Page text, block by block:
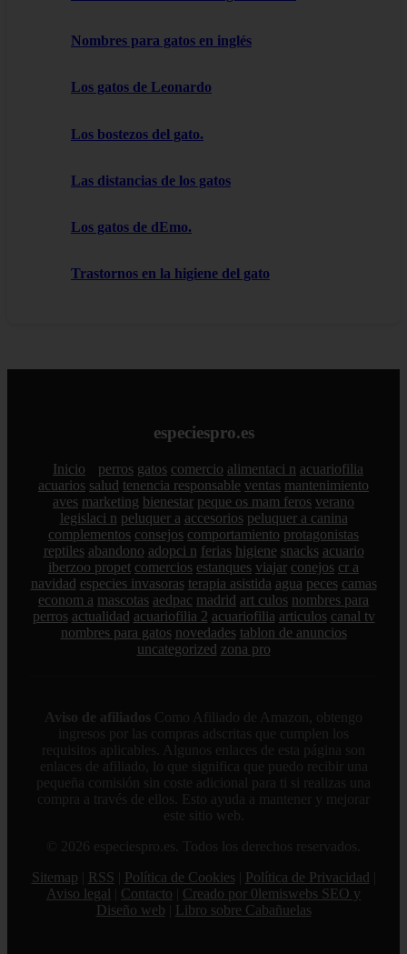
Nombres para gatos en inglés
Los gatos de Leonardo
Los bostezos del gato.
Las distancias de los gatos
Los gatos de dEmo.
Trastornos en la higiene del gato
especiespro.es
Inicio perros gatos comercio alimentaci n acuariofilia
acuarios salud tenencia responsable ventas mantenimiento
aves marketing bienestar peque os mam feros verano
legislaci n peluquer a accesorios peluquer a canina
complementos consejos comportamiento protagonistas
reptiles abandono adopci n ferias higiene snacks acuario
iberzoo propet comercios estanques viajar conejos cr a
navidad especies invasoras terapia asistida agua peces camas
econom a mascotas aedpac madrid art culos nombres para
perros actualidad acuariofilia 2 acuariofilia articulos canal tv
nombres para gatos novedades tablon de anuncios
uncategorized zona pro
Aviso de afiliados Como Afiliado de Amazon, obtengo
ingresos por las compras adscritas que cumplen los
requisitos aplicables. Algunos enlaces de esta página son
enlaces de afiliado, lo que significa que puedo recibir una
pequeña comisión sin coste adicional para ti si realizas una
compra a través de ellos. Esto ayuda a mantener y mejorar
este sitio web.
© 2026 especiespro.es. Todos los derechos reservados.
Sitemap
RSS Política de Cookies Política de Privacidad
Aviso legal
Contacto
Creado por 0lemiswebs SEO y
Diseño web
Libro sobre Cabañuelas